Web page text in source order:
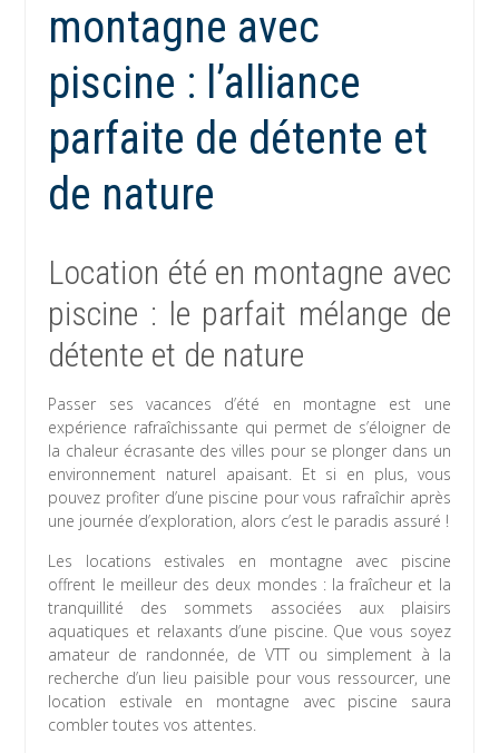
montagne avec
piscine : l’alliance
parfaite de détente et
de nature
Location été en montagne avec
piscine : le parfait mélange de
détente et de nature
Passer ses vacances d’été en montagne est une
expérience rafraîchissante qui permet de s’éloigner de
la chaleur écrasante des villes pour se plonger dans un
environnement naturel apaisant. Et si en plus, vous
pouvez profiter d’une piscine pour vous rafraîchir après
une journée d’exploration, alors c’est le paradis assuré !
Les locations estivales en montagne avec piscine
offrent le meilleur des deux mondes : la fraîcheur et la
tranquillité des sommets associées aux plaisirs
aquatiques et relaxants d’une piscine. Que vous soyez
amateur de randonnée, de VTT ou simplement à la
recherche d’un lieu paisible pour vous ressourcer, une
location estivale en montagne avec piscine saura
combler toutes vos attentes.